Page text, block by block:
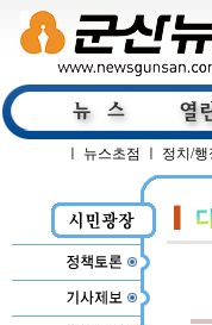
뉴스초점 정치/행